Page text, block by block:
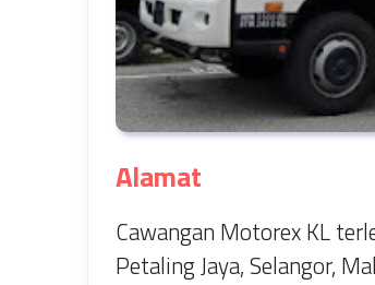
Alamat
Cawangan Motorex KL
Petaling Jaya, Selangor,